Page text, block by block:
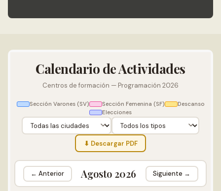
Calendario de Actividades
Centros de formación — Programación 2026
Sección Varones (SV) Sección Femenina (SF)
Descanso
Elecciones
⬇ Descargar PDF
← Anterior Agosto 2026 Siguiente →